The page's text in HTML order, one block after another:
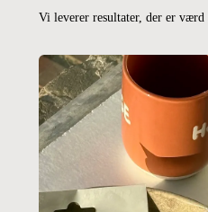
Vi leverer resultater, der er værd